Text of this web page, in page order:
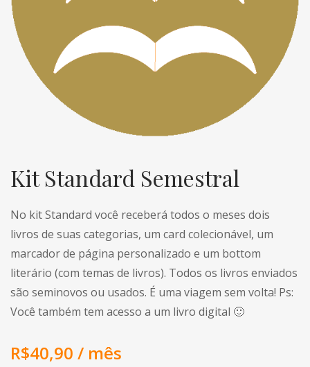
Kit Standard Semestral
No kit Standard você receberá todos o meses dois
livros de suas categorias, um card colecionável, um
marcador de página personalizado e um bottom
literário (com temas de livros). Todos os livros enviados
são seminovos ou usados. É uma viagem sem volta! Ps:
Você também tem acesso a um livro digital 🙂
R$40,90 / mês